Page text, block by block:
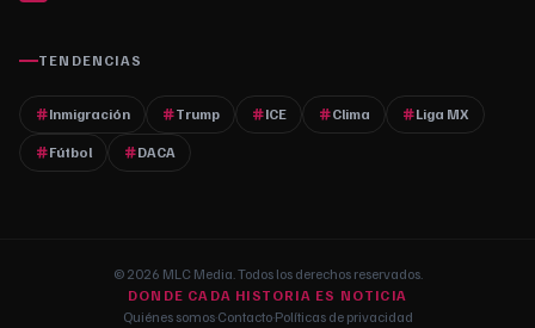
TENDENCIAS
Inmigración Trump ICE Clima Liga MX
Fútbol DACA
© 2026 MLC Media. Todos los derechos reservados.
DONDE CADA HISTORIA ES NOTICIA
Quiénes somos·Contacto·Políticas de privacidad